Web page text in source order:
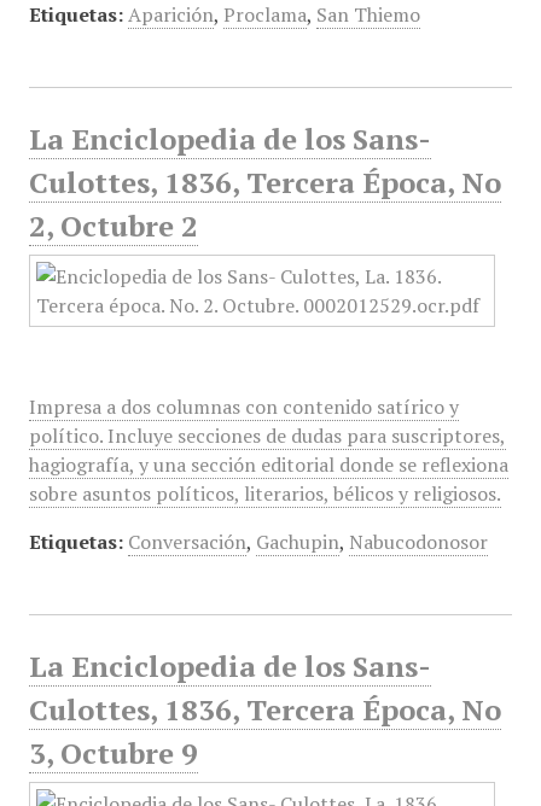
Etiquetas: Aparición, Proclama, San Thiemo
La Enciclopedia de los Sans-
Culottes, 1836, Tercera Época, No
2, Octubre 2
Impresa a dos columnas con contenido satírico y
político. Incluye secciones de dudas para suscriptores,
hagiografía, y una sección editorial donde se reflexiona
sobre asuntos políticos, literarios, bélicos y religiosos.
Etiquetas: Conversación, Gachupin, Nabucodonosor
La Enciclopedia de los Sans-
Culottes, 1836, Tercera Época, No
3, Octubre 9